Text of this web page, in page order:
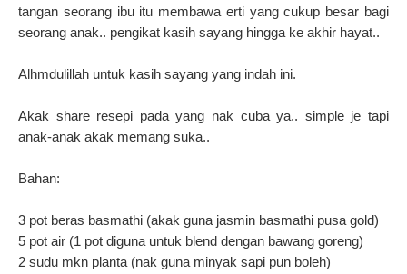
tangan seorang ibu itu membawa erti yang cukup besar bagi
seorang anak.. pengikat kasih sayang hingga ke akhir hayat..
Alhmdulillah untuk kasih sayang yang indah ini.
Akak share resepi pada yang nak cuba ya.. simple je tapi
anak-anak akak memang suka..
Bahan:
3 pot beras basmathi (akak guna jasmin basmathi pusa gold)
5 pot air (1 pot diguna untuk blend dengan bawang goreng)
2 sudu mkn planta (nak guna minyak sapi pun boleh)